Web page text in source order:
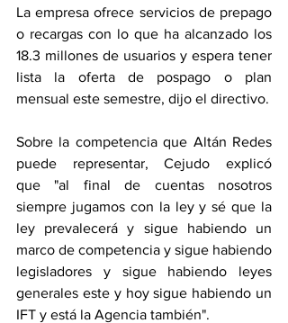
La empresa ofrece servicios de prepago
o recargas con lo que ha alcanzado los
18.3 millones de usuarios y espera tener
lista la oferta de pospago o plan
mensual este semestre, dijo el directivo.
Sobre la competencia que Altán Redes
puede representar, Cejudo explicó
que "al final de cuentas nosotros
siempre jugamos con la ley y sé que la
ley prevalecerá y sigue habiendo un
marco de competencia y sigue habiendo
legisladores y sigue habiendo leyes
generales este y hoy sigue habiendo un
IFT y está la Agencia también".